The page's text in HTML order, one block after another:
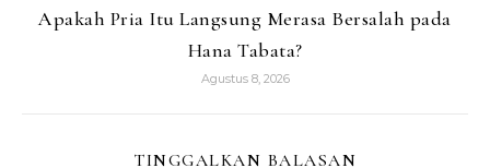
Apakah Pria Itu Langsung Merasa Bersalah pada
Hana Tabata?
Agustus 8, 2026
TINGGALKAN BALASAN